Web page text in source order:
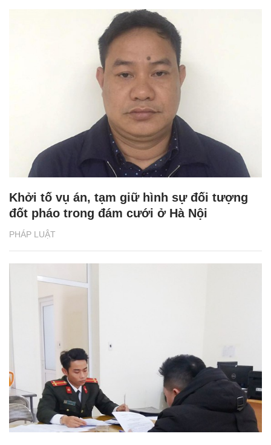
PHÁP LUẬT
Khởi tố vụ án, tạm giữ hình sự đối tượng
đốt pháo trong đám cưới ở Hà Nội